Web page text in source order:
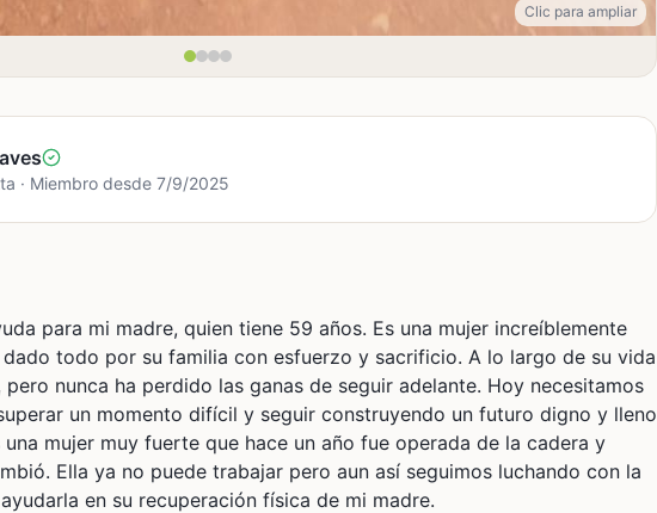
Clic para ampliar
· Miembro desde 7/9/2025
para mi madre, quien tiene 59 años. Es una mujer increíblemente
dado todo por su familia con esfuerzo y sacrificio. A lo largo de su vida
nunca ha perdido las ganas de seguir adelante. Hoy necesitamos
un momento difícil y seguir construyendo un futuro digno y lleno
mujer muy fuerte que hace un año fue operada de la cadera y
Ella ya no puede trabajar pero aun así seguimos luchando con la